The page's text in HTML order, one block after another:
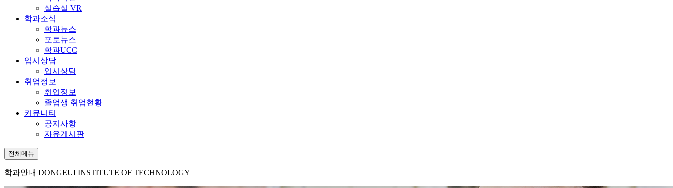
실습실 VR
학과소식
학과뉴스
포토뉴스
학과UCC
입시상담
입시상담
취업정보
취업정보
졸업생 취업현황
커뮤니티
공지사항
자유게시판
전체메뉴
학과안내 DONGEUI INSTITUTE OF TECHNOLOGY